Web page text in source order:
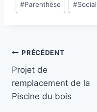
la#Parenthèse #Social
Navigation
de
l’article
PRÉCÉDENT
Projet de
remplacement de la
Piscine du bois